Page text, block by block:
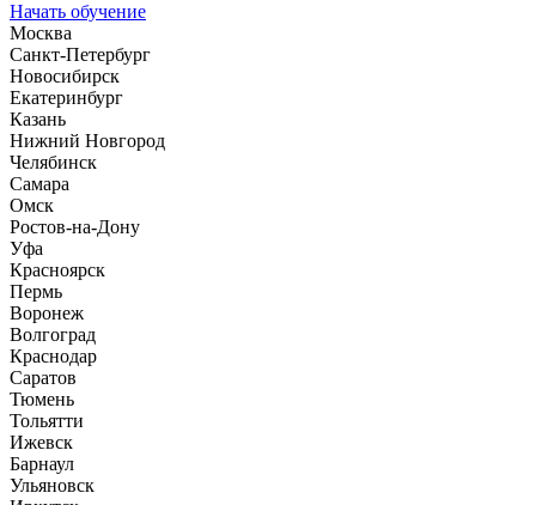
Начать обучение
Москва
Санкт-Петербург
Новосибирск
Екатеринбург
Казань
Нижний Новгород
Челябинск
Самара
Омск
Ростов-на-Дону
Уфа
Красноярск
Пермь
Воронеж
Волгоград
Краснодар
Саратов
Тюмень
Тольятти
Ижевск
Барнаул
Ульяновск